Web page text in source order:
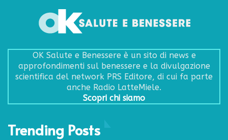
OK Salute e Benessere è un sito di news e
approfondimenti sul benessere e la divulgazione
scientifica del network PRS Editore, di cui fa parte
anche Radio LatteMiele.
Scopri chi siamo
Trending Posts